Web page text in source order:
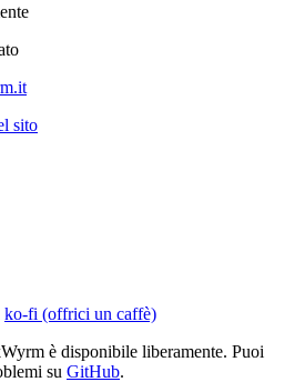
sito
ko-fi (offrici un caffè)
è disponibile liberamente. Puoi
su GitHub.